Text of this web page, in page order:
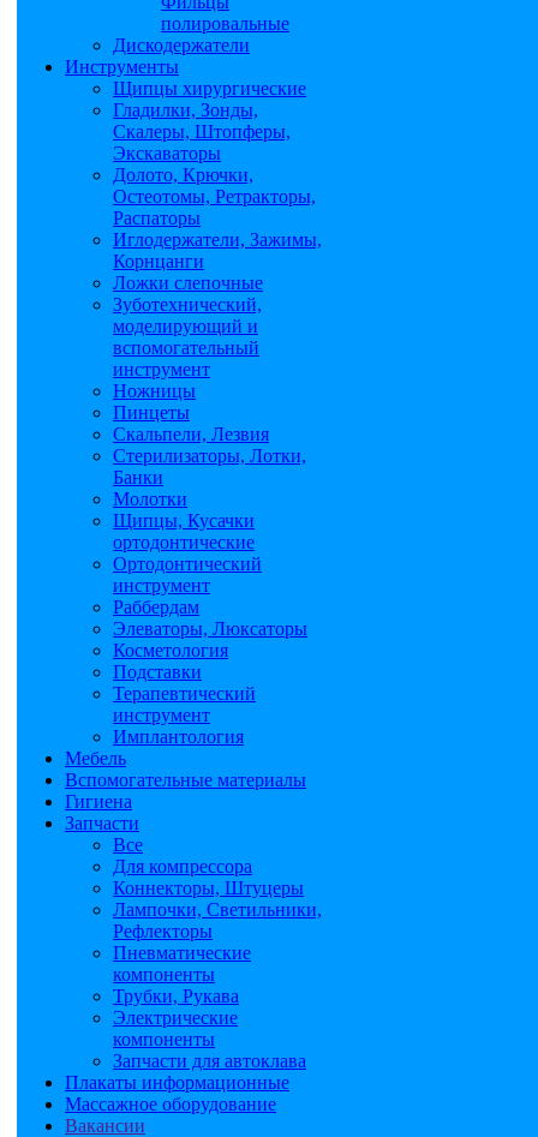
полировальные
Дискодержатели
Инструменты
Щипцы хирургические
Гладилки, Зонды,
Скалеры, Штопферы,
Экскаваторы
Долото, Крючки,
Остеотомы, Ретракторы,
Распаторы
Иглодержатели, Зажимы,
Корнцанги
Ложки слепочные
Зуботехнический,
моделирующий и
вспомогательный
инструмент
Ножницы
Пинцеты
Скальпели, Лезвия
Стерилизаторы, Лотки,
Банки
Молотки
Щипцы, Кусачки
ортодонтические
Ортодонтический
инструмент
Раббердам
Элеваторы, Люксаторы
Косметология
Подставки
Терапевтический
инструмент
Имплантология
Мебель
Вспомогательные материалы
Гигиена
Запчасти
Все
Для компрессора
Коннекторы, Штуцеры
Лампочки, Светильники,
Рефлекторы
Пневматические
компоненты
Трубки, Рукава
Электрические
компоненты
Запчасти для автоклава
Плакаты информационные
Массажное оборудование
Вакансии